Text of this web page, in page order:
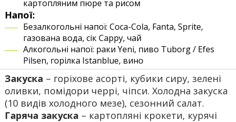
картопляним пюре та рисом
Напої:
Безалкогольні напої: Coca-Cola, Fanta, Sprite,
газована вода, сік Cappy, чай
Алкогольні напої: раки Yeni, пиво Tuborg / Efes
Pilsen, горілка Istanblue, вино
Закуска – горіхове асорті, кубики сиру, зелені
оливки, помідори черрі, чіпси. Холодна закуска
(10 видів холодного мезе), сезонний салат.
Гаряча закуска – картопляні крокети, курячі